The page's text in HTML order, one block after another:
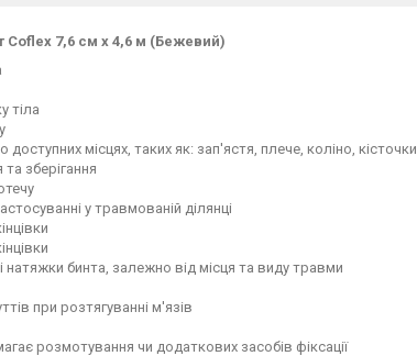
Coflex 7,6 см х 4,6 м (Бежевий)
тіла
місцях, таких як: зап'ястя, плече, коліно, кісточки
зберігання
у травмованій ділянці
натяжки бинта, залежно від місця та виду травми
при розтягуванні м'язів
розмотування чи додаткових засобів фіксації